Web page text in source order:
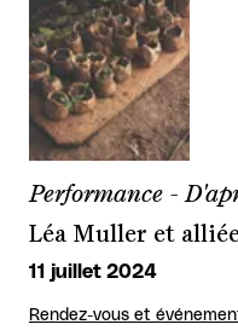
Performance -
Léa Muller et
11 juillet 2024
Rendez-vous et